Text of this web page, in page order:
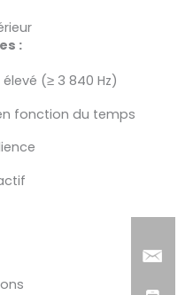
:
(≥ 3 840 Hz)
fonction du temps